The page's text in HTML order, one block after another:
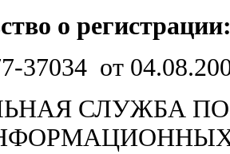
о
от
СЛУЖБА